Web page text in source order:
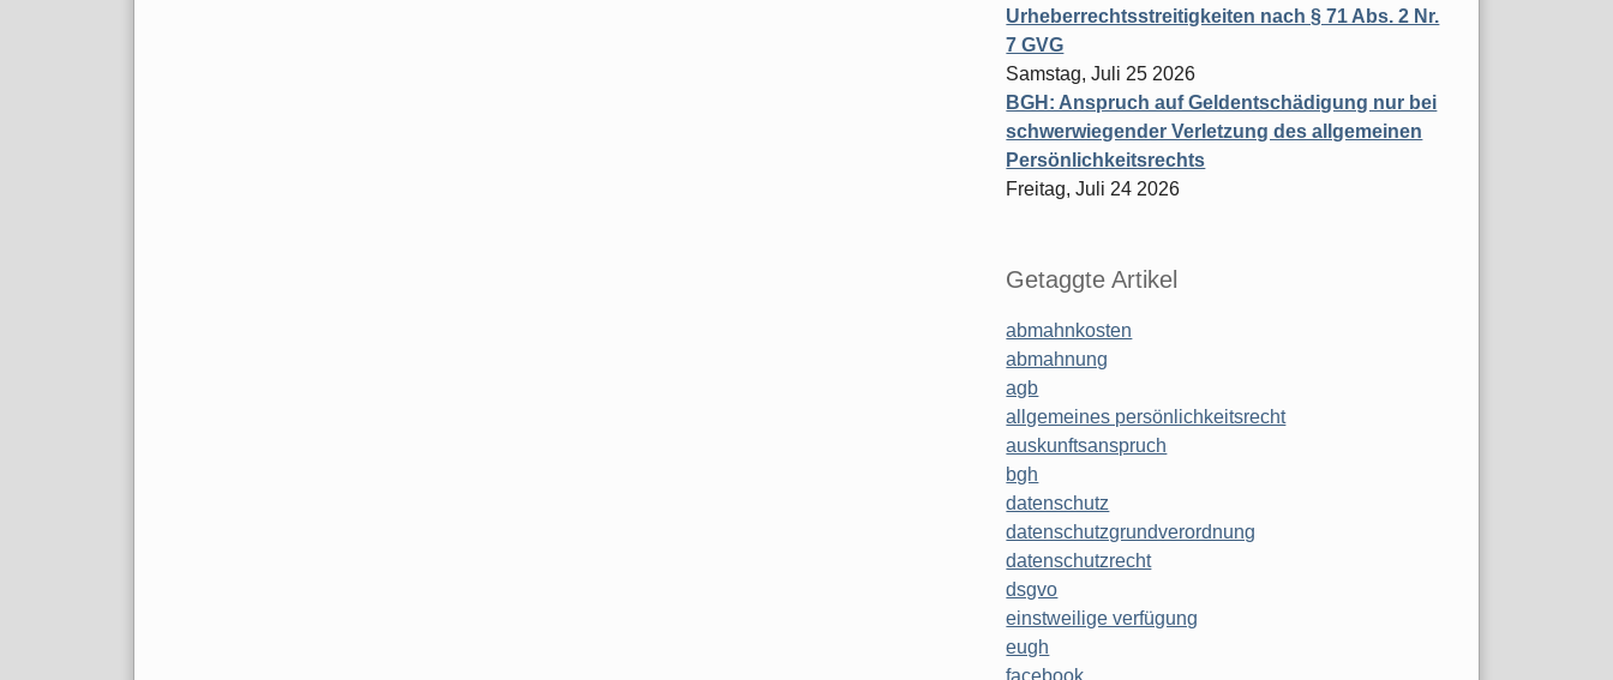
Urheberrechtsstreitigkeiten nach § 71 Abs. 2 Nr.
7 GVG
Samstag, Juli 25 2026
BGH: Anspruch auf Geldentschädigung nur bei
schwerwiegender Verletzung des allgemeinen
Persönlichkeitsrechts
Freitag, Juli 24 2026
Getaggte Artikel
abmahnkosten
abmahnung
agb
allgemeines persönlichkeitsrecht
auskunftsanspruch
bgh
datenschutz
datenschutzgrundverordnung
datenschutzrecht
dsgvo
einstweilige verfügung
eugh
facebook